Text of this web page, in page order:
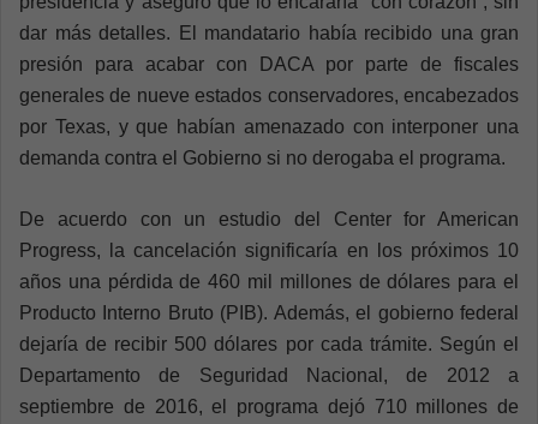
dar más detalles. El mandatario había recibido una gran
presión para acabar con DACA por parte de fiscales
generales de nueve estados conservadores, encabezados
por Texas, y que habían amenazado con interponer una
demanda contra el Gobierno si no derogaba el programa.
De acuerdo con un estudio del Center for American
Progress, la cancelación significaría en los próximos 10
años una pérdida de 460 mil millones de dólares para el
Producto Interno Bruto (PIB). Además, el gobierno federal
dejaría de recibir 500 dólares por cada trámite. Según el
Departamento de Seguridad Nacional, de 2012 a
septiembre de 2016, el programa dejó 710 millones de